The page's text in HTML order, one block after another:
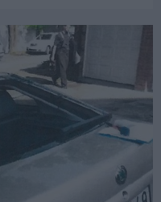
állandó
György, a